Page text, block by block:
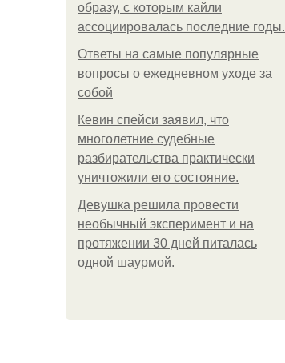
образу, с которым кайли
ассоциировалась последние годы.
Ответы на самые популярные
вопросы о ежедневном уходе за
собой
Кевин спейси заявил, что
многолетние судебные
разбирательства практически
уничтожили его состояние.
Девушка решила провести
необычный эксперимент и на
протяжении 30 дней питалась
одной шаурмой.